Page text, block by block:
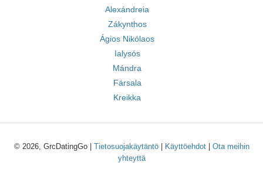
Alexándreia
Zákynthos
Ágios Nikólaos
Ialysós
Mándra
Fársala
Kreikka
© 2026, GrcDatingGo | Tietosuojakäytäntö| Käyttöehdot| Ota meihin
yhteyttä